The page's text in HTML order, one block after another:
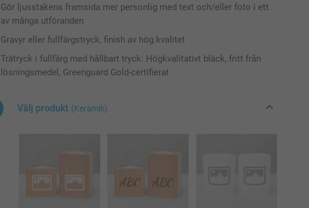
Gör ljusstakens framsida mer personlig med text och/eller foto i ett
av många utföranden
Gravyr eller fullfärgstryck, finish av hög kvalitet
Trätryck i fullfärg med hållbart tryck: Högkvalitativt bläck, fritt från
lösningsmedel, Greenguard Gold-certifierat
Välj produkt (Keramik)